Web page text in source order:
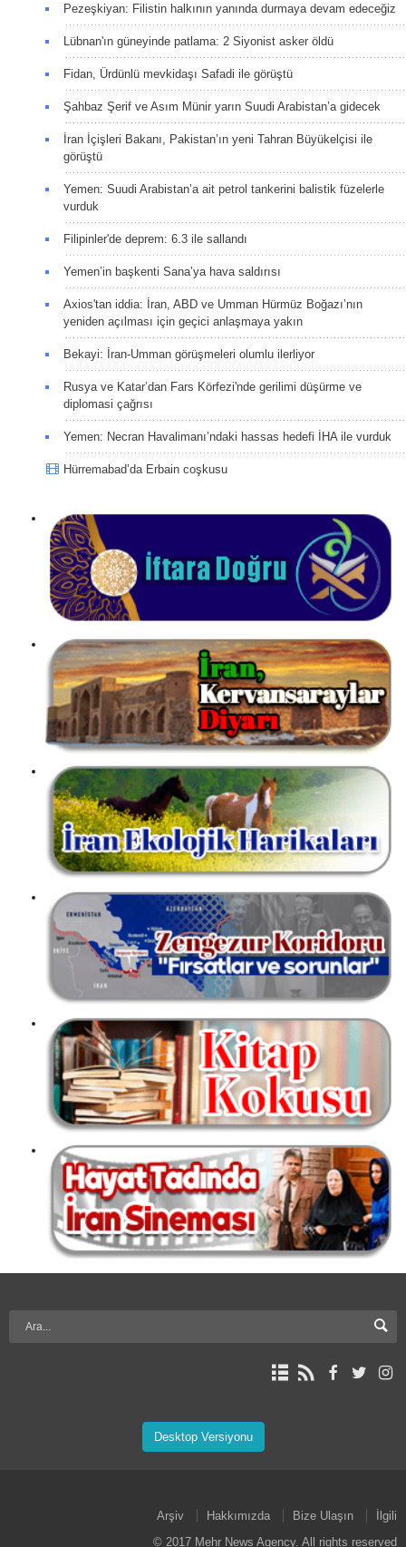
Pezeşkiyan: Filistin halkının yanında durmaya devam edeceğiz
Lübnan'ın güneyinde patlama: 2 Siyonist asker öldü
Fidan, Ürdünlü mevkidaşı Safadi ile görüştü
Şahbaz Şerif ve Asım Münir yarın Suudi Arabistan’a gidecek
İran İçişleri Bakanı, Pakistan’ın yeni Tahran Büyükelçisi ile
görüştü
Yemen: Suudi Arabistan’a ait petrol tankerini balistik füzelerle
vurduk
Filipinler'de deprem: 6.3 ile sallandı
Yemen’in başkenti Sana’ya hava saldırısı
Axios'tan iddia: İran, ABD ve Umman Hürmüz Boğazı’nın
yeniden açılması için geçici anlaşmaya yakın
Bekayi: İran-Umman görüşmeleri olumlu ilerliyor
Rusya ve Katar’dan Fars Körfezi'nde gerilimi düşürme ve
diplomasi çağrısı
Yemen: Necran Havalimanı’ndaki hassas hedefi İHA ile vurduk
Hürremabad’da Erbain coşkusu
Desktop Versiyonu
Arşiv Hakkımızda Bize Ulaşın
İlgili
© 2017 Mehr News Agency. All rights reserved